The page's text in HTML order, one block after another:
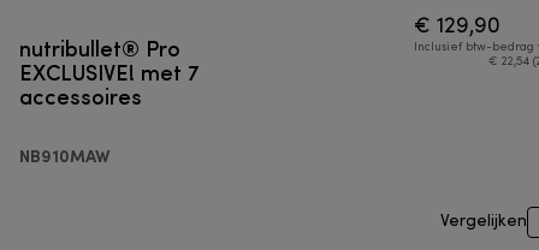
nutribullet® Pro
EXCLUSIVE! met 7
accessoires
NB910MAW
€ 129,90
Inclusief btw-bedrag
€ 22,54
Vergelijken